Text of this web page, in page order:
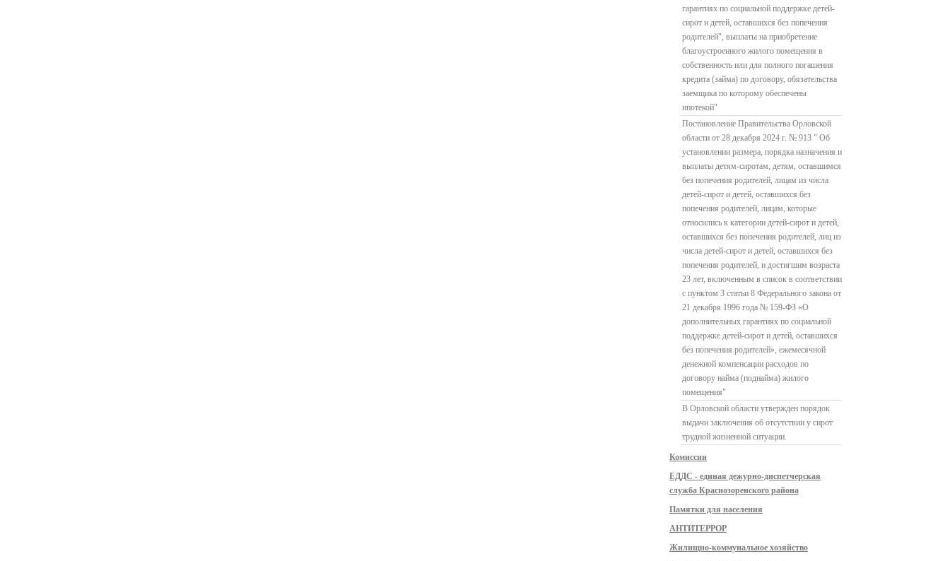
гарантиях по социальной поддержке детей-
сирот и детей, оставшихся без попечения
родителей", выплаты на приобретение
благоустроенного жилого помещения в
собственность или для полного погашения
кредита (займа) по договору, обязательства
заемщика по которому обеспечены
ипотекой"
Постановление Правительства Орловской
области от 28 декабря 2024 г. № 913 " Об
установлении размера, порядка назначения и
выплаты детям-сиротам, детям, оставшимся
без попечения родителей, лицам из числа
детей-сирот и детей, оставшихся без
попечения родителей, лицам, которые
относились к категории детей-сирот и детей,
оставшихся без попечения родителей, лиц из
числа детей-сирот и детей, оставшихся без
попечения родителей, и достигшим возраста
23 лет, включенным в список в соответствии
с пунктом 3 статьи 8 Федерального закона от
21 декабря 1996 года № 159-ФЗ «О
дополнительных гарантиях по социальной
поддержке детей-сирот и детей, оставшихся
без попечения родителей», ежемесячной
денежной компенсации расходов по
договору найма (поднайма) жилого
помещения"
В Орловской области утвержден порядок
выдачи заключения об отсутствии у сирот
трудной жизненной ситуации.
Комиссии
ЕДДС - единая дежурно-диспетчерская
служба Краснозоренского района
Памятки для населения
АНТИТЕРРОР
Жилищно-коммунальное хозяйство